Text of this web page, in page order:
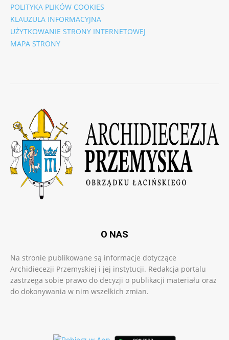
POLITYKA PLIKÓW COOKIES
KLAUZULA INFORMACYJNA
UŻYTKOWANIE STRONY INTERNETOWEJ
MAPA STRONY
O NAS
Na stronie publikowane są informacje dotyczące
Archidiecezji Przemyskiej i jej instytucji. Redakcja portalu
zastrzega sobie prawo do decyzji o publikacji materiału oraz
do dokonywania w nim wszelkich zmian.